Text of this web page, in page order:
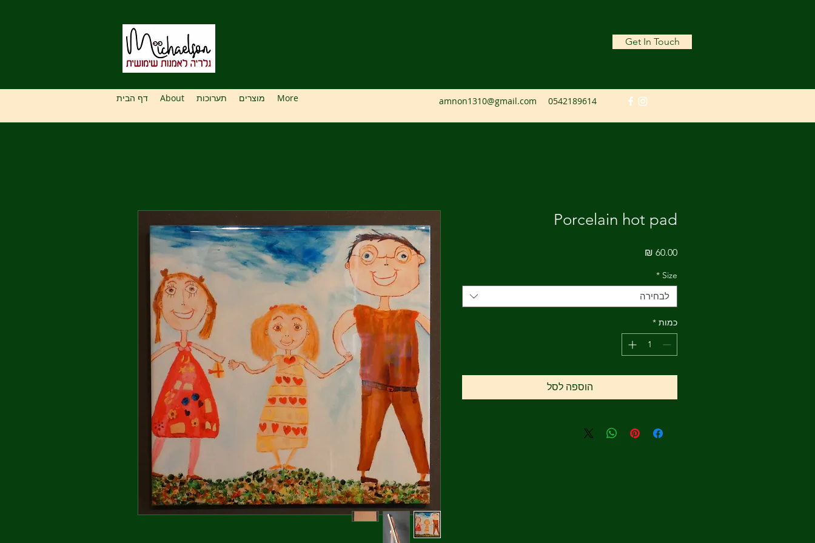
Get In Touch
דף הבית About תערוכות מוצרים More amnon1310@gmail.com 0542189614
Porcelain hot pad
Size
*
לבחירה
כמות *
הוספה לסל